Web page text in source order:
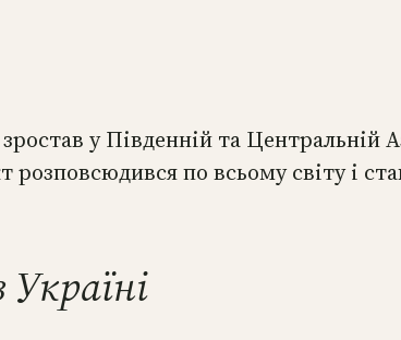
у Південній та Центральній
по всьому світу і